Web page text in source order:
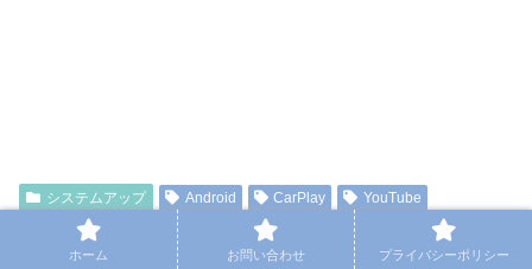
システムアップ Android CarPlay
YouTube
ディズニープラス
ディスプレイオーディオ
ホーム お問い合わせ プライバシーポリシー